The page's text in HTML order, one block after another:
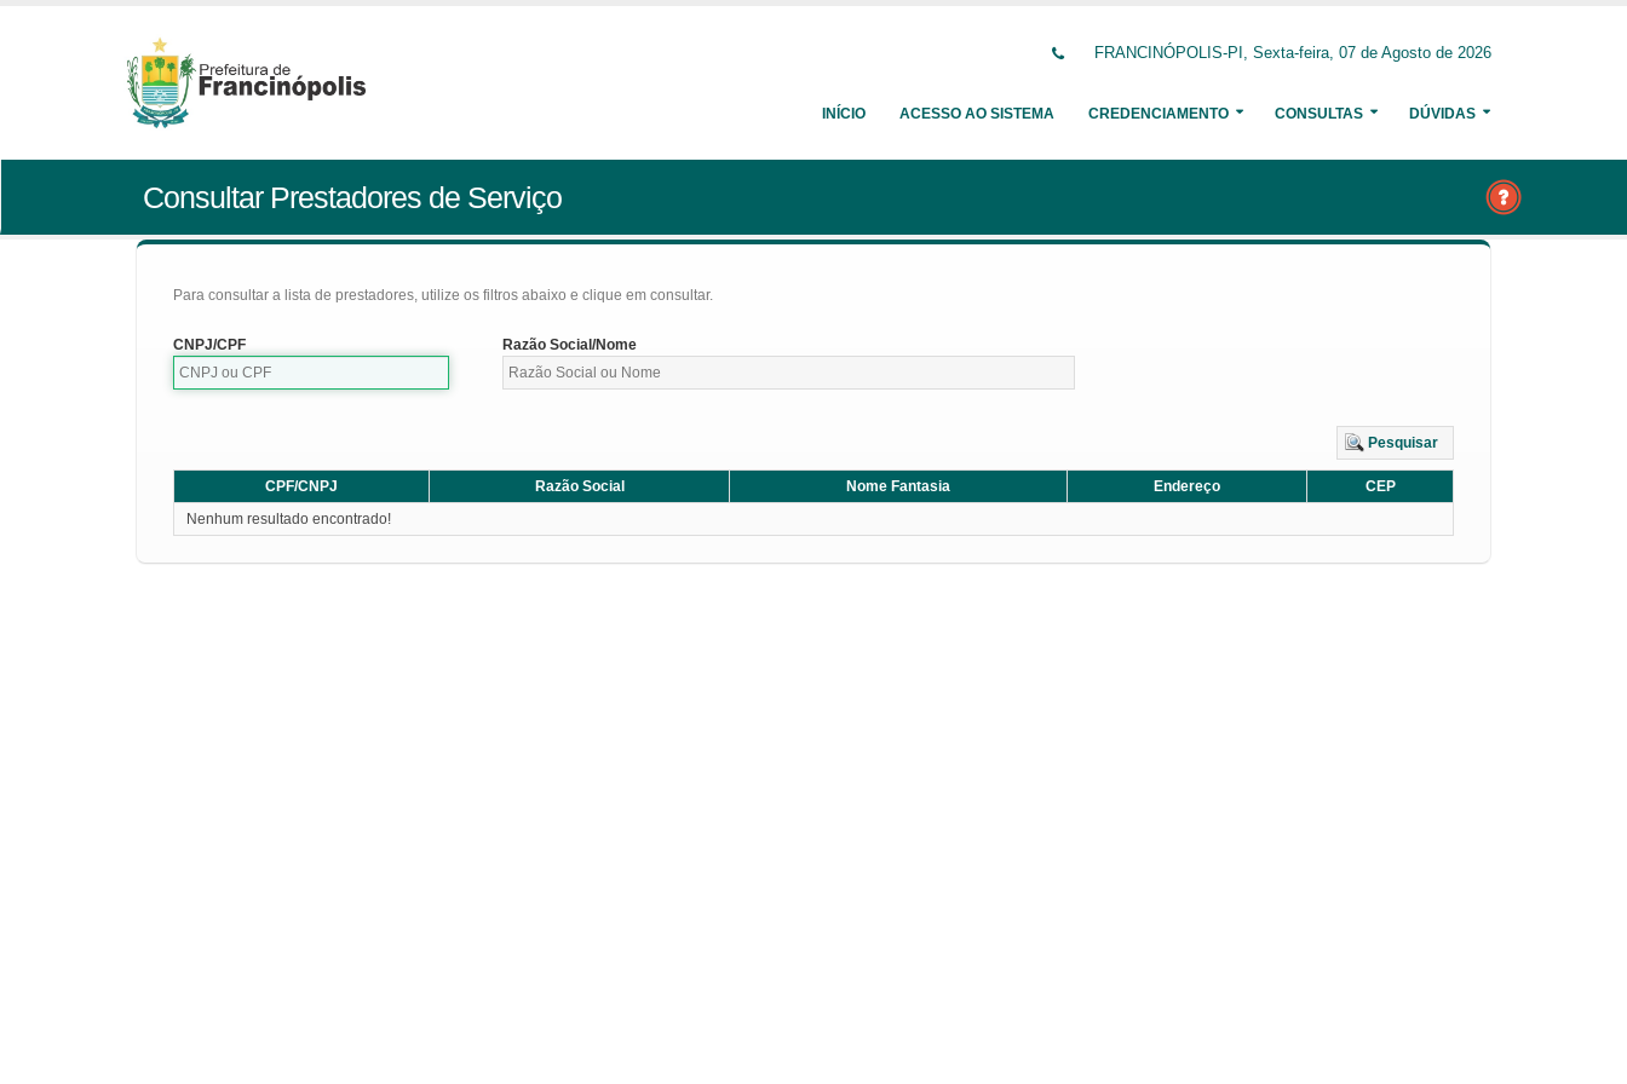
FRANCINÓPOLIS-PI, Sexta-feira, 07 de Agosto de 2026
INÍCIO ACESSO AO SISTEMA CREDENCIAMENTO CONSULTAS DÚVIDAS
Consultar Prestadores de Serviço
Para consultar a lista de prestadores, utilize os filtros abaixo e clique em consultar.
CNPJ/CPF Razão Social/Nome
Pesquisar
CPF/CNPJ Razão Social Nome Fantasia Endereço
CEP
Nenhum resultado encontrado!